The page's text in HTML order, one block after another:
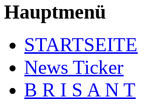
Hauptmenü
STARTSEITE
News Ticker
B R I S A N T